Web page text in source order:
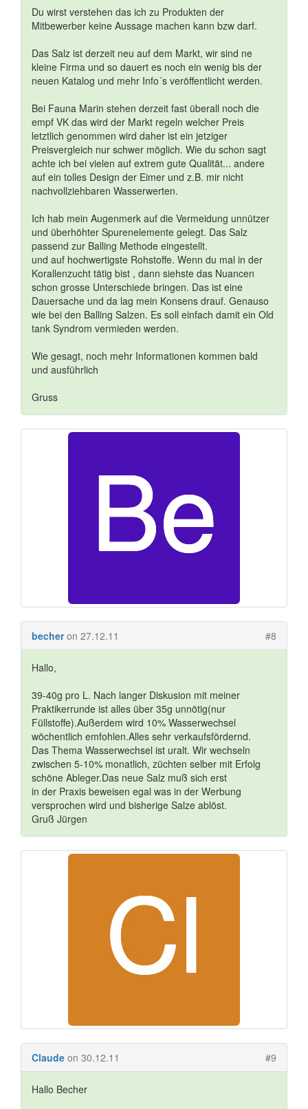
Du wirst verstehen das ich zu Produkten der
Mitbewerber keine Aussage machen kann bzw darf.
Das Salz ist derzeit neu auf dem Markt, wir sind ne
kleine Firma und so dauert es noch ein wenig bis der
neuen Katalog und mehr Info´s veröffentlicht werden.
Bei Fauna Marin stehen derzeit fast überall noch die
empf VK das wird der Markt regeln welcher Preis
letztlich genommen wird daher ist ein jetziger
Preisvergleich nur schwer möglich. Wie du schon sagt
achte ich bei vielen auf extrem gute Qualität... andere
auf ein tolles Design der Eimer und z.B. mir nicht
nachvollziehbaren Wasserwerten.
Ich hab mein Augenmerk auf die Vermeidung unnützer
und überhöhter Spurenelemente gelegt. Das Salz
passend zur Balling Methode eingestellt.
und auf hochwertigste Rohstoffe. Wenn du mal in der
Korallenzucht tätig bist , dann siehste das Nuancen
schon grosse Unterschiede bringen. Das ist eine
Dauersache und da lag mein Konsens drauf. Genauso
wie bei den Balling Salzen. Es soll einfach damit ein Old
tank Syndrom vermieden werden.
Wie gesagt, noch mehr Informationen kommen bald
und ausführlich
Gruss
becher on 27.12.11 #8
Hallo,
39-40g pro L. Nach langer Diskusion mit meiner
Praktikerrunde ist alles über 35g unnötig(nur
Füllstoffe).Außerdem wird 10% Wasserwechsel
wöchentlich emfohlen.Alles sehr verkaufsfördernd.
Das Thema Wasserwechsel ist uralt. Wir wechseln
zwischen 5-10% monatlich, züchten selber mit Erfolg
schöne Ableger.Das neue Salz muß sich erst
in der Praxis beweisen egal was in der Werbung
versprochen wird und bisherige Salze ablöst.
Gruß Jürgen
Claude on 30.12.11 #9
Hallo Becher